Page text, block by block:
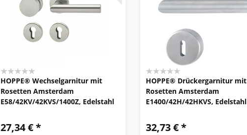
HOPPE® Wechselgarnitur mit
Rosetten Amsterdam
E58/42KV/42KVS/1400Z, Edelstahl
27,34 € *
HOPPE® Drückergarnitur mit
Rosetten Amsterdam
E1400/42H/42HKVS, Edelstahl
32,73 € *